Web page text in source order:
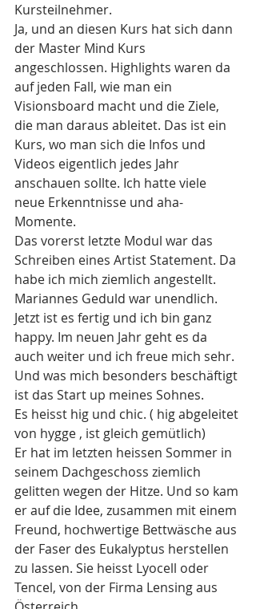
Kursteilnehmer.
Ja, und an diesen Kurs hat sich dann
der Master Mind Kurs
angeschlossen. Highlights waren da
auf jeden Fall, wie man ein
Visionsboard macht und die Ziele,
die man daraus ableitet. Das ist ein
Kurs, wo man sich die Infos und
Videos eigentlich jedes Jahr
anschauen sollte. Ich hatte viele
neue Erkenntnisse und aha-
Momente.
Das vorerst letzte Modul war das
Schreiben eines Artist Statement. Da
habe ich mich ziemlich angestellt.
Mariannes Geduld war unendlich.
Jetzt ist es fertig und ich bin ganz
happy. Im neuen Jahr geht es da
auch weiter und ich freue mich sehr.
Und was mich besonders beschäftigt
ist das Start up meines Sohnes.
Es heisst hig und chic. ( hig abgeleitet
von hygge , ist gleich gemütlich)
Er hat im letzten heissen Sommer in
seinem Dachgeschoss ziemlich
gelitten wegen der Hitze. Und so kam
er auf die Idee, zusammen mit einem
Freund, hochwertige Bettwäsche aus
der Faser des Eukalyptus herstellen
zu lassen. Sie heisst Lyocell oder
Tencel, von der Firma Lensing aus